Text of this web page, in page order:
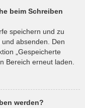
beim Schreiben
speichern und zu
absenden. Den
„Gespeicherte
Bereich erneut laden.
werden?